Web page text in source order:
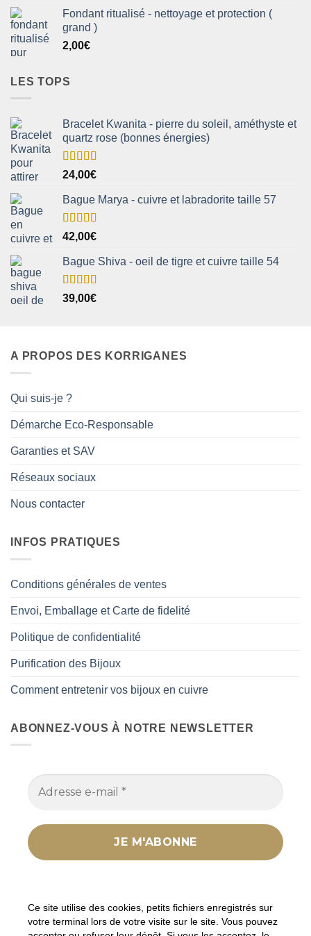
Fondant ritualisé - nettoyage et protection (
grand )
2,00€
LES TOPS
Bracelet Kwanita - pierre du soleil, améthyste et
quartz rose (bonnes énergies)
Note5.00
24,00€
Bague Marya - cuivre et labradorite taille 57
Note5.00
42,00€
Bague Shiva - oeil de tigre et cuivre taille 54
Note5.00
39,00€
A PROPOS DES KORRIGANES
Qui suis-je ?
Démarche Eco-Responsable
Garanties et SAV
Réseaux sociaux
Nous contacter
INFOS PRATIQUES
Conditions générales de ventes
Envoi, Emballage et Carte de fidelité
Politique de confidentialité
Purification des Bijoux
Comment entretenir vos bijoux en cuivre
ABONNEZ-VOUS À NOTRE NEWSLETTER
Ce site utilise des cookies, petits fichiers enregistrés sur
votre terminal lors de votre visite sur le site. Vous pouvez